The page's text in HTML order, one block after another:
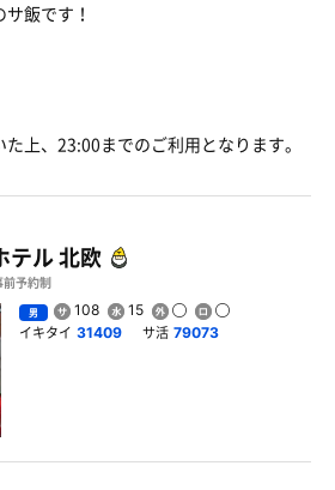
飯です！
上、23:00までのご利用となります。
テル 北欧
前予約制
男 108 15
イキタイ 31409 サ活 79073